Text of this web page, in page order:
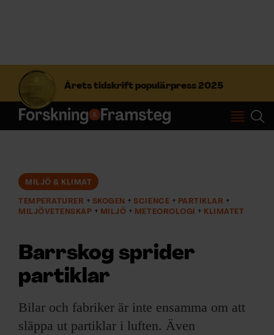
Årets tidskrift populärpress 2025
S
f
t
Prenumerera
NYHETSBREV
ÄMNEN
ARKIV & E-TIDNING
LYSSNA/PODD
MILJÖ & KLIMAT
TEMPERATURER SKOGEN SCIENCE
PARTIKLAR
MILJÖVETENSKAP
MILJÖ METEOROLOGI KLIMATET
Barrskog sprider
partiklar
Bilar och fabriker är inte ensamma om att
släppa ut partiklar i luften. Även